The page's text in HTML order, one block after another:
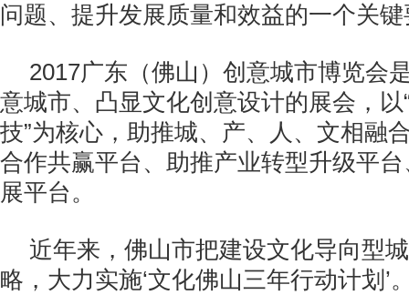
问题、提升发展质量和效益的一个关
2017广东（佛山）创意城市博览会
意城市、凸显文化创意设计的展会，以
技”为核心，助推城、产、人、文相融
合作共赢平台、助推产业转型升级平
展平台。
近年来，佛山市把建设文化导向型
略，大力实施‘文化佛山三年行动计划’